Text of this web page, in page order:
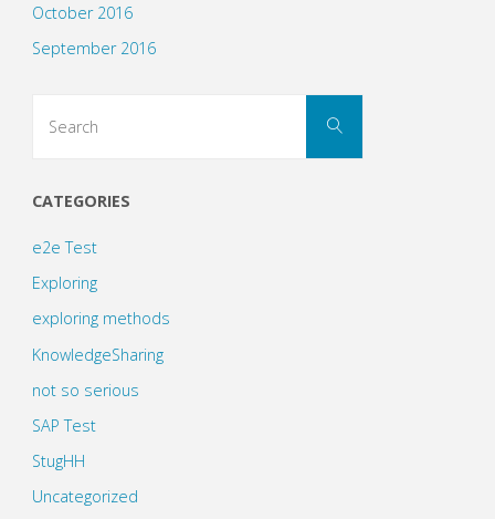
October 2016
September 2016
Search
CATEGORIES
e2e Test
Exploring
exploring methods
KnowledgeSharing
not so serious
SAP Test
StugHH
Uncategorized